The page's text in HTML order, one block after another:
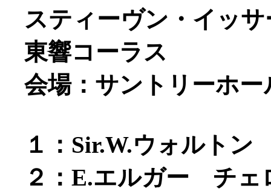
スティーヴン・イッ
東響コーラス
会場：サントリーホー
１：Sir.W.ウォルト
２：E.エルガー チェ